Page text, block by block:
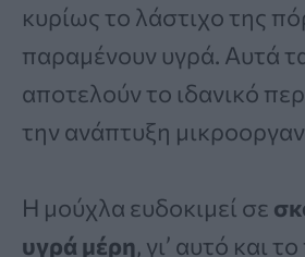
κυρίως το λάστιχο της
παραμένουν υγρά. Αυτά
αποτελούν το ιδανικό
την ανάπτυξη
Η μούχλα ευδοκιμεί σε
υγρά μέρη, γι’ αυτό και